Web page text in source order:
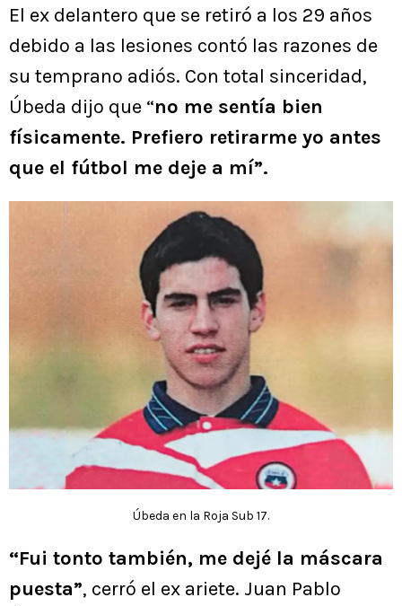
El ex delantero que se retiró a los 29 años
debido a las lesiones contó las razones de
su temprano adiós. Con total sinceridad,
Úbeda dijo que “no me sentía bien
físicamente. Prefiero retirarme yo antes
que el fútbol me deje a mí”.
Úbeda en la Roja Sub 17.
“Fui tonto también, me dejé la máscara
puesta”, cerró el ex ariete. Juan Pablo